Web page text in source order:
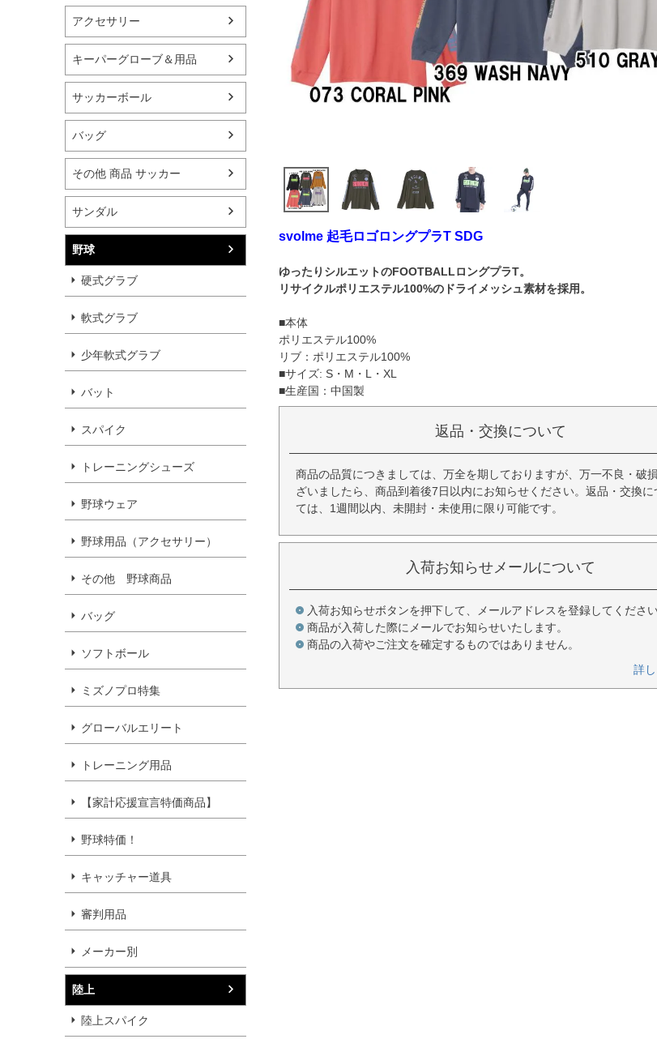
アクセサリー
キーパーグローブ＆用品
サッカーボール
バッグ
その他 商品 サッカー
サンダル
野球
硬式グラブ
軟式グラブ
少年軟式グラブ
バット
スパイク
トレーニングシューズ
野球ウェア
野球用品（アクセサリー）
その他 野球商品
バッグ
ソフトボール
ミズノプロ特集
グローバルエリート
トレーニング用品
【家計応援宣言特価商品】
野球特価！
キャッチャー道具
審判用品
メーカー別
陸上
陸上スパイク
svolme 起毛ロゴロングプラT SDG
ゆったりシルエットのFOOTBALLロングプラT。
リサイクルポリエステル100%のドライメッシュ素材を採用。
■本体
ポリエステル100%
リブ：ポリエステル100%
■サイズ: S・M・L・XL
■生産国：中国製
返品・交換について
商品の品質につきましては、万全を期しておりますが、万一不良・破
ざいましたら、商品到着後7日以内にお知らせください。返品・交換に
ては、1週間以内、未開封・未使用に限り可能です。
入荷お知らせメールについて
入荷お知らせボタンを押下して、メールアドレスを登録してください
商品が入荷した際にメールでお知らせいたします。
商品の入荷やご注文を確定するものではありません。
詳